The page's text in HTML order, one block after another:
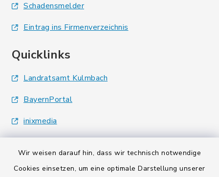
Wir weisen darauf hin, dass wir technisch notwendige
Cookies einsetzen, um eine optimale Darstellung unserer
Schadensmelder
Eintrag ins Firmenverzeichnis
Quicklinks
Landratsamt Kulmbach
BayernPortal
inixmedia